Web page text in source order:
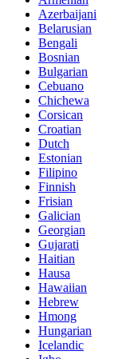
Azerbaijani
Belarusian
Bengali
Bosnian
Bulgarian
Cebuano
Chichewa
Corsican
Croatian
Dutch
Estonian
Filipino
Finnish
Frisian
Galician
Georgian
Gujarati
Haitian
Hausa
Hawaiian
Hebrew
Hmong
Hungarian
Icelandic